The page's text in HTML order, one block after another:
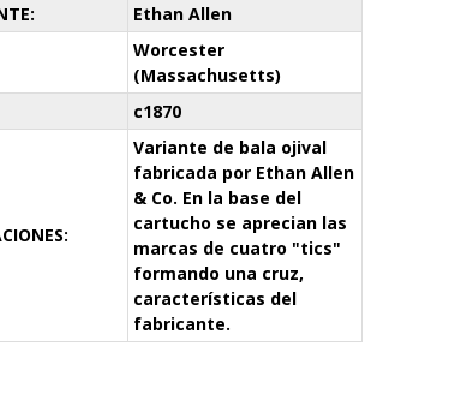
Ethan Allen
Worcester
(Massachusetts)
c1870
Variante de bala ojival
fabricada por Ethan Allen
& Co. En la base del
cartucho se aprecian las
marcas de cuatro "tics"
formando una cruz,
características del
fabricante.